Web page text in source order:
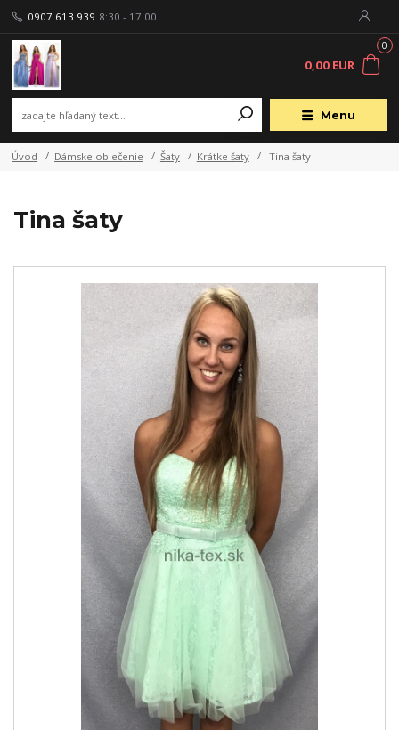
Menu
0907 613 939 8:30 - 17:00
0
0,00 EUR
Úvod Dámske oblečenie Šaty Krátke šaty Tina šaty
Tina šaty